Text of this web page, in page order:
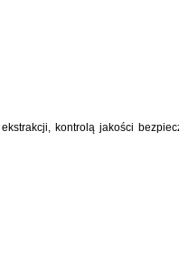
kontrolą jakości